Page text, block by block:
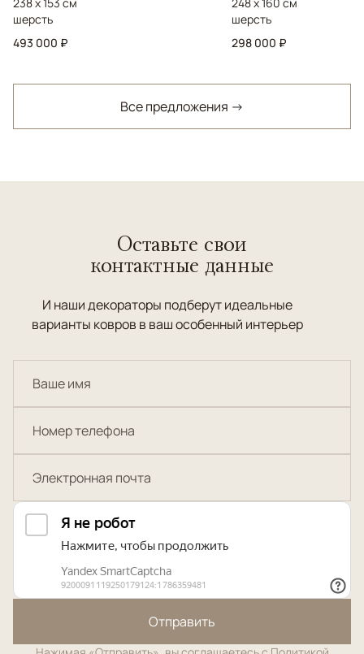
шерсть
493 000 ₽
шерсть
298 000 ₽
Все предложения →
Оставьте свои
контактные данные
И наши декораторы подберут идеальные
варианты ковров в ваш особенный интерьер
Отправить